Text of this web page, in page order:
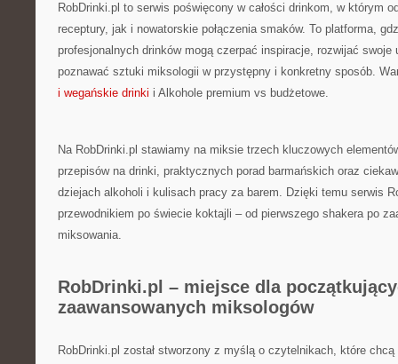
RobDrinki.pl to serwis poświęcony w całości drinkom, w którym
receptury, jak i nowatorskie połączenia smaków. To platforma,
profesjonalnych drinków mogą czerpać inspiracje, rozwijać swoje
poznawać sztuki miksologii w przystępny i konkretny sposób.
i wegańskie drinki i Alkohole premium vs budżetowe.
Na RobDrinki.pl stawiamy na miksie trzech kluczowych
przepisów na drinki, praktycznych porad barmańskich oraz
dziejach alkoholi i kulisach pracy za barem. Dzięki temu serwis
przewodnikiem po świecie koktajli – od pierwszego shakera po
miksowania.
RobDrinki.pl – miejsce dla
zaawansowanych miksologów
RobDrinki.pl został stworzony z myślą o czytelnikach, które